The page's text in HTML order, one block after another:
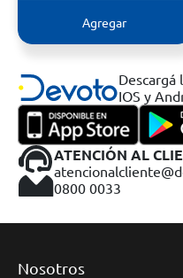
Agregar
Descargá
IOS y
ATENCIÓN AL
0800 0033
Nosotros